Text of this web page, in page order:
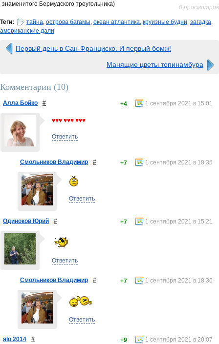
знаменитого Бермудского треугольника)
0 просмотров
Теги: тайна, острова багамы, океан атлантика, круизные будни, загадка,
американские дали
Первый день в Сан-Франциско. И первый бомж!
Манящие цветы топинамбура
Комментарии (10)
Алла Бойко # 1 сентября 2021 в 15:01
+4
♥♥♥ ♥♥♥ ♥♥♥
Ответить
Смольников Владимир # 1 сентября 2021 в 18:35
+7
Ответить
Одиноков Юрий # 1 сентября 2021 в 15:21
+7
Ответить
Смольников Владимир # 1 сентября 2021 в 18:36
+7
Ответить
яlo 2014 # 1 сентября 2021 в 20:07
+9